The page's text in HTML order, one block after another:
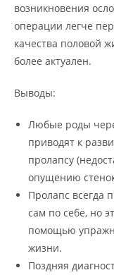
возникновения
операции легче
качества половой
более актуален.
Выводы:
Любые роды
приводят к
пролапсу
опущению
Пролапс всегда
сам по себе, но
помощью
жизни.
Поздняя